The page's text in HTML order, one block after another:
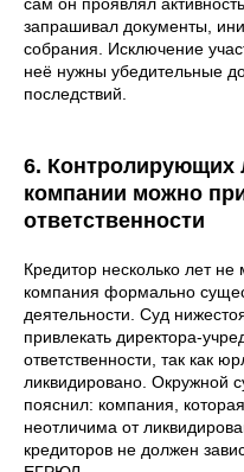
запрашивал документы,
собрания. Исключение
неё нужны убедительные
последствий.
6. Контролирующих
компании можно
ответственности
Кредитор несколько лет не
компания формально
деятельности. Суд
привлекать директора-
ответственности, так как
ликвидировано. Окружной
пояснил: компания,
неотличима от
кредиторов не должен